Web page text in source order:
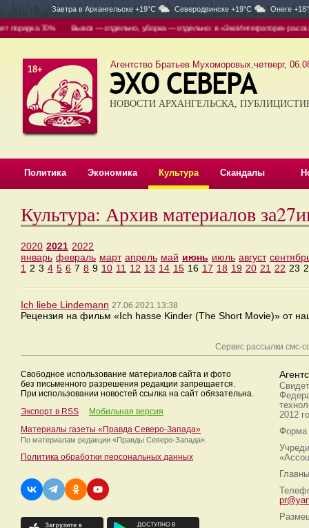
Завтра в Архангельске +19°C Северодвинске +19°C Онеге
70% Вывоз — отдельно, уборка — отдельно: в «ЭкоИнтеграторе»
18+ Агентство Братьев Мухоморовых,четверг,
НОВОСТИ АРХАНГЕЛЬСКА,
Политика Экономика Культура Скандалы
Культура: Архив материалов
2020 2021 2022
январь февраль март апрель май июнь июль август
1 2 3 4 5 6 7 8 9 10 11 12 13 14 15 16 17 18 19 20 21 22 23
Ich liebe Lindemann 27.06.2021 13:38
Рецензия на фильм «Ich hasse Kinder (The Short Movie)» от
Сервис рассылки смс-
Свободное использование материалов сайта и фото
без письменного разрешения редакции запрещается.
При использовании новостей ссылка на сайт обязательна.
Экспорт в RSS
Мобильная версия
Материалы газеты «Правда Северо-Запада»
По материалам редакции «Правды Северо-Запада».
Политика обработки персональных данных
2012
Форма